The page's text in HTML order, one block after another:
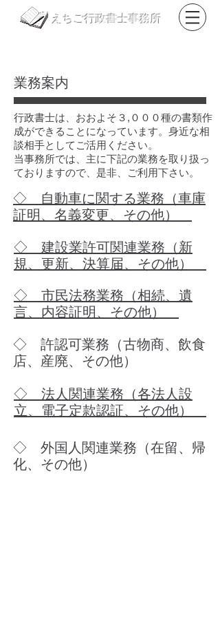
えちご行政書士事務所
​業務案内
行政書士は、おおよそ３,０００種の書類作
成ができることになっています。身近な相
談相手としてご活用ください。
​当事務所では、主に下記の業務を取り扱っ
ておりますので、是非、ご利用下さい。
◇ 自動車に関する業務（車庫
証明、名義変更、その他）
◇ 建設業許可関連業務（新
規、更新、決算届、その他）
◇ 市民法務業務（相続、遺
言、内容証明、その他）
​◇ 許認可業務（古物商、飲食
店、産廃、その他）
◇ 法人関連業務（各法人設
立、電子定款認証、その他）
​◇ 外国人関連業務（在留、帰
化、その他）